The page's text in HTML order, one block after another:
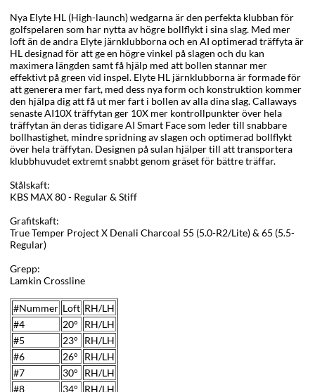
Nya Elyte HL (High-launch) wedgarna är den perfekta klubban för
golfspelaren som har nytta av högre bollflykt i sina slag. Med mer
loft än de andra Elyte järnklubborna och en AI optimerad träffyta är
HL designad för att ge en högre vinkel på slagen och du kan
maximera längden samt få hjälp med att bollen stannar mer
effektivt på green vid inspel. Elyte HL järnklubborna är formade för
att generera mer fart, med dess nya form och konstruktion kommer
den hjälpa dig att få ut mer fart i bollen av alla dina slag. Callaways
senaste AI10X träffytan ger 10X mer kontrollpunkter över hela
träffytan än deras tidigare AI Smart Face som leder till snabbare
bollhastighet, mindre spridning av slagen och optimerad bollflykt
över hela träffytan. Designen på sulan hjälper till att transportera
klubbhuvudet extremt snabbt genom gräset för bättre träffar.
Stålskaft:
KBS MAX 80 - Regular & Stiff
Grafitskaft:
True Temper Project X Denali Charcoal 55 (5.0-R2/Lite) & 65 (5.5-
Regular)
Grepp:
Lamkin Crossline
#Nummer Loft RH/LH
#4
20°
RH/LH
#5
23°
RH/LH
#6
26°
RH/LH
#7
30°
RH/LH
#8
34° RH/LH